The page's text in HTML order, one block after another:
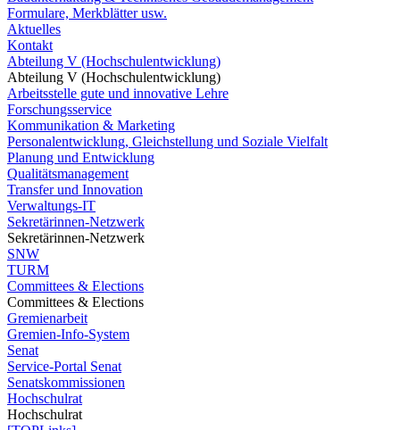
Formulare, Merkblätter usw.
Aktuelles
Kontakt
Abteilung V (Hochschulentwicklung)
Abteilung V (Hochschulentwicklung)
Arbeitsstelle gute und innovative Lehre
Forschungsservice
Kommunikation & Marketing
Personalentwicklung, Gleichstellung und Soziale Vielfalt
Planung und Entwicklung
Qualitätsmanagement
Transfer und Innovation
Verwaltungs-IT
Sekretärinnen-Netzwerk
Sekretärinnen-Netzwerk
SNW
TURM
Committees & Elections
Committees & Elections
Gremienarbeit
Gremien-Info-System
Senat
Service-Portal Senat
Senatskommissionen
Hochschulrat
Hochschulrat